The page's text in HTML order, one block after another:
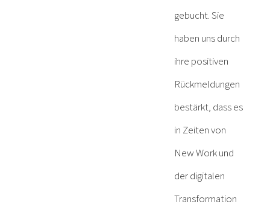
gebucht. Sie
haben uns durch
ihre positiven
Rückmeldungen
bestärkt, dass es
in Zeiten von
New Work und
der digitalen
Transformation